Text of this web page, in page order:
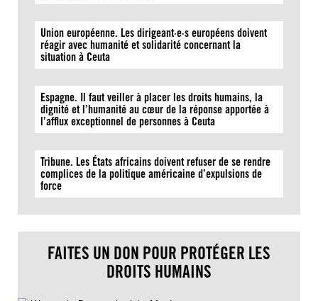
Union européenne. Les dirigeant·e·s européens doivent
réagir avec humanité et solidarité concernant la
situation à Ceuta
Espagne. Il faut veiller à placer les droits humains, la
dignité et l’humanité au cœur de la réponse apportée à
l’afflux exceptionnel de personnes à Ceuta
Tribune. Les États africains doivent refuser de se rendre
complices de la politique américaine d’expulsions de
force
FAITES UN DON POUR PROTÉGER LES
DROITS HUMAINS